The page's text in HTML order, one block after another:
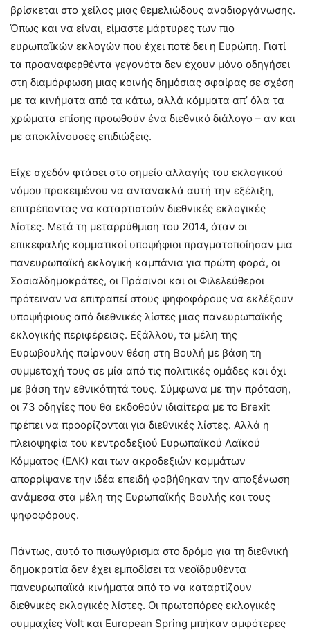
βρίσκεται στο χείλος μιας θεμελιώδους αναδιοργάνωσης.
Όπως και να είναι, είμαστε μάρτυρες των πιο
ευρωπαϊκών εκλογών που έχει ποτέ δει η Ευρώπη. Γιατί
τα προαναφερθέντα γεγονότα δεν έχουν μόνο οδηγήσει
στη διαμόρφωση μιας κοινής δημόσιας σφαίρας σε σχέση
με τα κινήματα από τα κάτω, αλλά κόμματα απ’ όλα τα
χρώματα επίσης προωθούν ένα διεθνικό διάλογο – αν και
με αποκλίνουσες επιδιώξεις.
Είχε σχεδόν φτάσει στο σημείο αλλαγής του εκλογικού
νόμου προκειμένου να αντανακλά αυτή την εξέλιξη,
επιτρέποντας να καταρτιστούν διεθνικές εκλογικές
λίστες. Μετά τη μεταρρύθμιση του 2014, όταν οι
επικεφαλής κομματικοί υποψήφιοι πραγματοποίησαν μια
πανευρωπαϊκή εκλογική καμπάνια για πρώτη φορά, οι
Σοσιαλδημοκράτες, οι Πράσινοι και οι Φιλελεύθεροι
πρότειναν να επιτραπεί στους ψηφοφόρους να εκλέξουν
υποψήφιους από διεθνικές λίστες μιας πανευρωπαϊκής
εκλογικής περιφέρειας. Εξάλλου, τα μέλη της
Ευρωβουλής παίρνουν θέση στη Βουλή με βάση τη
συμμετοχή τους σε μία από τις πολιτικές ομάδες και όχι
με βάση την εθνικότητά τους. Σύμφωνα με την πρόταση,
οι 73 οδηγίες που θα εκδοθούν ιδιαίτερα με το Brexit
πρέπει να προορίζονται για διεθνικές λίστες. Αλλά η
πλειοψηφία του κεντροδεξιού Ευρωπαϊκού Λαϊκού
Κόμματος (ΕΛΚ) και των ακροδεξιών κομμάτων
απορρίψανε την ιδέα επειδή φοβήθηκαν την αποξένωση
ανάμεσα στα μέλη της Ευρωπαϊκής Βουλής και τους
ψηφοφόρους.
Πάντως, αυτό το πισωγύρισμα στο δρόμο για τη διεθνική
δημοκρατία δεν έχει εμποδίσει τα νεοϊδρυθέντα
πανευρωπαϊκά κινήματα από το να καταρτίζουν
διεθνικές εκλογικές λίστες. Οι πρωτοπόρες εκλογικές
συμμαχίες Volt και European Spring μπήκαν αμφότερες